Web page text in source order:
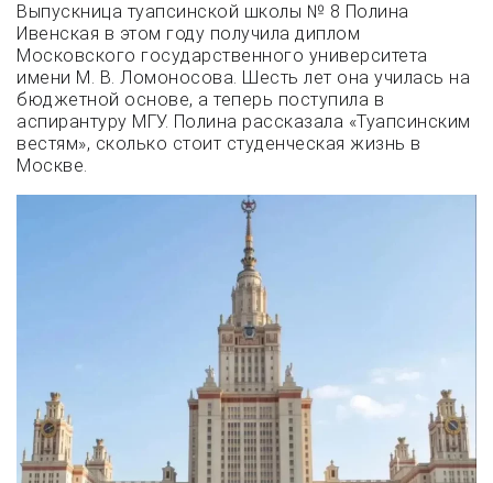
Выпускница туапсинской школы № 8 Полина
Ивенская в этом году получила диплом
Московского государственного университета
имени М. В. Ломоносова. Шесть лет она училась на
бюджетной основе, а теперь поступила в
аспирантуру МГУ. Полина рассказала «Туапсинским
вестям», сколько стоит студенческая жизнь в
Москве.